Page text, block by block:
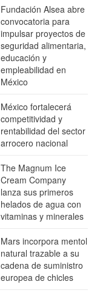
Fundación Alsea abre
convocatoria para
impulsar proyectos de
seguridad alimentaria,
educación y
empleabilidad en
México
México fortalecerá
competitividad y
rentabilidad del sector
arrocero nacional
The Magnum Ice
Cream Company
lanza sus primeros
helados de agua con
vitaminas y minerales
Mars incorpora mentol
natural trazable a su
cadena de suministro
europea de chicles